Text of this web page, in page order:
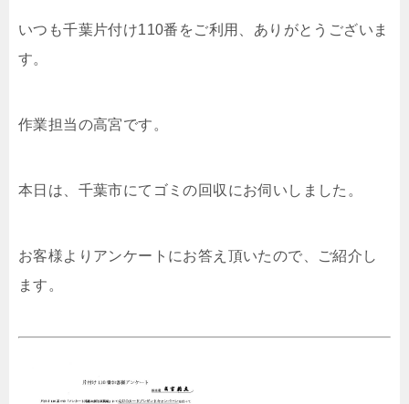
いつも千葉片付け110番をご利用、ありがとうございま
す。
作業担当の高宮です。
本日は、千葉市にてゴミの回収にお伺いしました。
お客様よりアンケートにお答え頂いたので、ご紹介し
ます。